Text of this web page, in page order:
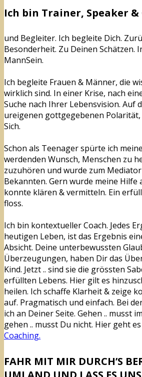
Ich bin Trainer, Speaker &
und Begleiter. Ich begleite Dich.
Besonderheit. Zu Deinen Schätzen.
MannSein.
Ich begleite Frauen & Männer, die
wirklich sind. In einer Krise, nach
Suche nach Ihrer Lebensvision. Auf
ureigenen gottgegebenen Polarität,
Sich.
Schon als Teenager spürte ich
werdenden Wunsch, Menschen zu
zuzuhören und wurde zum
Bekannten. Gern wurde meine Hilfe
konnte klären & vermitteln. Ein
floss.
Ich bin kontextueller Coach. Jedes
heutigen Leben, ist das Ergebnis
Absicht. Deine unterbewussten
Überzeugungen, haben Dir das
Kind. Jetzt .. sind sie die grössten
erfüllten Lebens. Hier gilt es
heilen. Ich schaffe Klarheit & zeige
auf. Pragmatisch und einfach. Bei
ich an Deiner Seite. Gehen .. musst
gehen .. musst Du nicht. Hier geht
Coaching.
FAHR MIT MIR DURCH’S